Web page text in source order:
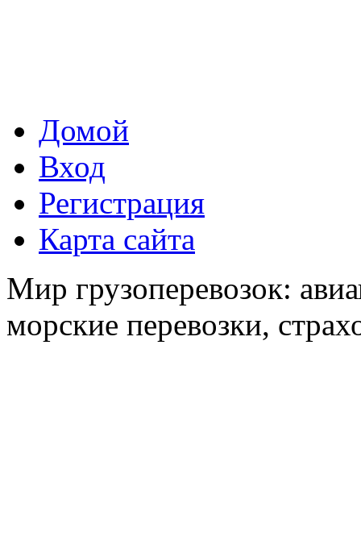
Домой
Вход
Регистрация
Карта сайта
Мир грузоперевозок:
морские перевозки,